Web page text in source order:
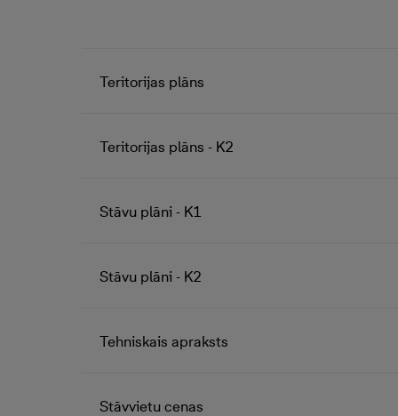
Teritorijas plāns
Teritorijas plāns - K2
Stāvu plāni - K1
Stāvu plāni - K2
Tehniskais apraksts
Stāvvietu cenas